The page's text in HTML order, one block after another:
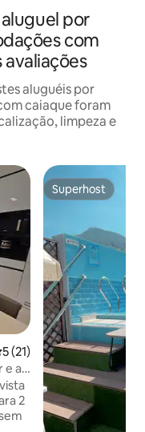
por
com
aluguéis por
caiaque foram
limpeza e
de uma avaliação média
5 (21)
e a
Superhost
Superhost